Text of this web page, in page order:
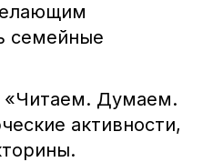
семейные
«Читаем. Думаем.
активности,